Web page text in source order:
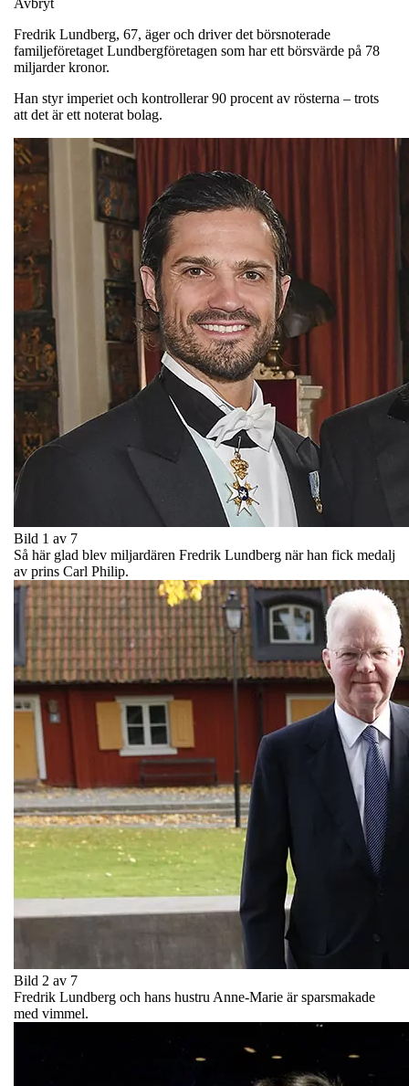
Fredrik Lundberg, 67, äger och driver det börsnoterade
familjeföretaget Lundbergföretagen som har ett börsvärde på 78
miljarder kronor.
Han styr imperiet och kontrollerar 90 procent av rösterna – trots
att det är ett noterat bolag.
Bild 1 av 7
Så här glad blev miljardären Fredrik Lundberg när han fick medalj
av prins Carl Philip.
Bild 2 av 7
Fredrik Lundberg och hans hustru Anne-Marie är sparsmakade
med vimmel.